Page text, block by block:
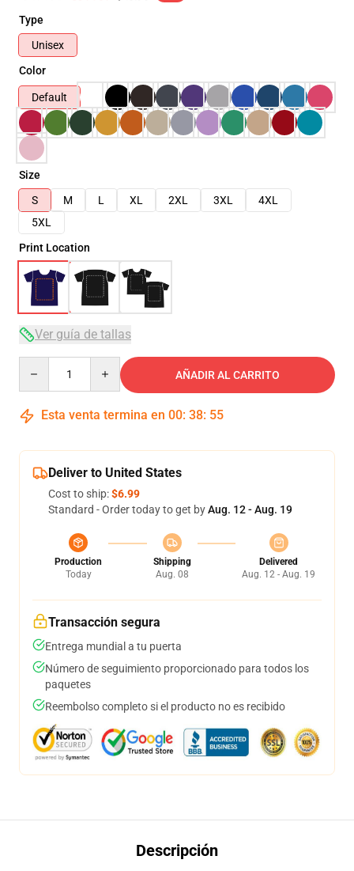
Type
Unisex
Color
Default
Size
S
M L XL 2XL 3XL
4XL
5XL
Print Location
Ver guía de tallas
AÑADIR AL CARRITO
Esta venta termina en 00: 38: 54
Deliver to United States
Cost to ship:$6.99
Standard - Order today to get byAug. 12 - Aug. 19
Production
Today
Shipping
Aug. 08
Delivered
Aug. 12 - Aug. 19
Transacción segura
Entrega mundial a tu puerta
Número de seguimiento proporcionado para todos los
paquetes
Reembolso completo si el producto no es recibido
Descripción